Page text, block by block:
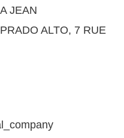
JEAN
PRADO ALTO, 7 RUE